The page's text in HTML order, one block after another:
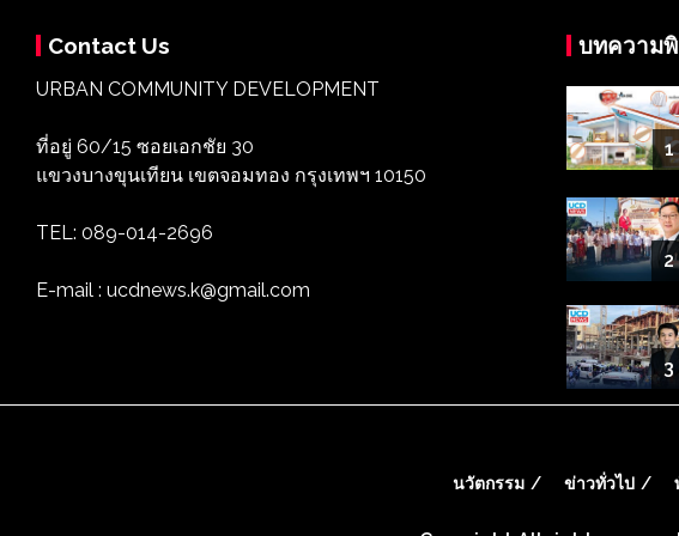
Contact Us
URBAN COMMUNITY DEVELOPMENT
ที่อยู่ 60/15 ซอยเอกชัย 30
แขวงบางขุนเทียน เขตจอมทอง กรุงเทพฯ 10150
TEL: 089-014-2696
E-mail : ucdnews.k@gmail.com
บทความพิ
1
2
3
นวัตกรรม ข่าวทั่วไป